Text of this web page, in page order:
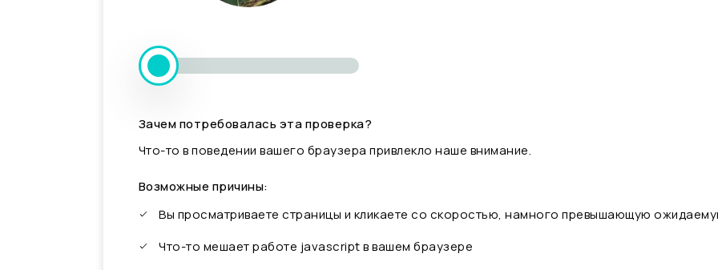
Зачем потребовалась эта проверка?
Что-то в поведении вашего браузера привлекло наше внимание.
Возможные причины:
Вы просматриваете страницы и кликаете со скоростью, намного превышающую
Что-то мешает работе javascript в вашем браузере